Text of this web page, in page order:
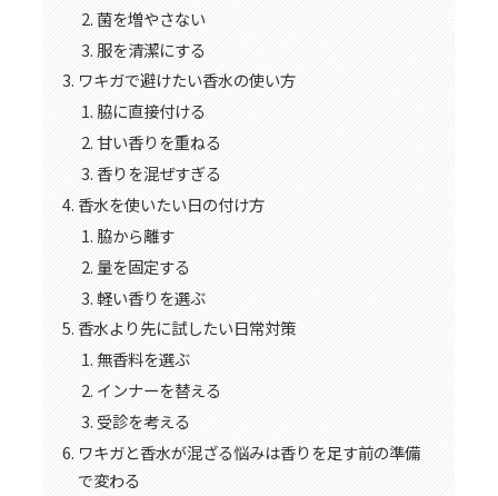
菌を増やさない
服を清潔にする
ワキガで避けたい香水の使い方
脇に直接付ける
甘い香りを重ねる
香りを混ぜすぎる
香水を使いたい日の付け方
脇から離す
量を固定する
軽い香りを選ぶ
香水より先に試したい日常対策
無香料を選ぶ
インナーを替える
受診を考える
ワキガと香水が混ざる悩みは香りを足す前の準備
で変わる